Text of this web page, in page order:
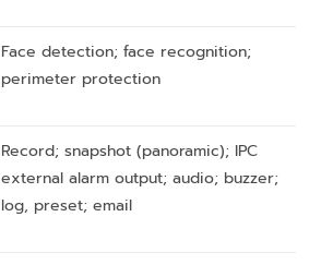
Face detection; face recognition;
perimeter protection
Record; snapshot (panoramic); IPC
external alarm output; audio; buzzer;
log, preset; email